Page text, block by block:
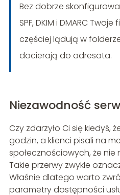
Bez dobrze
SPF, DKIM i DMARC
częściej lądują w
docierają do adresata.
Niezawodność
Czy zdarzyło Ci się kiedyś,
godzin, a klienci pisali na
społecznościowych, że
Takie przerwy zwykle
Właśnie dlatego warto
parametry dostępności